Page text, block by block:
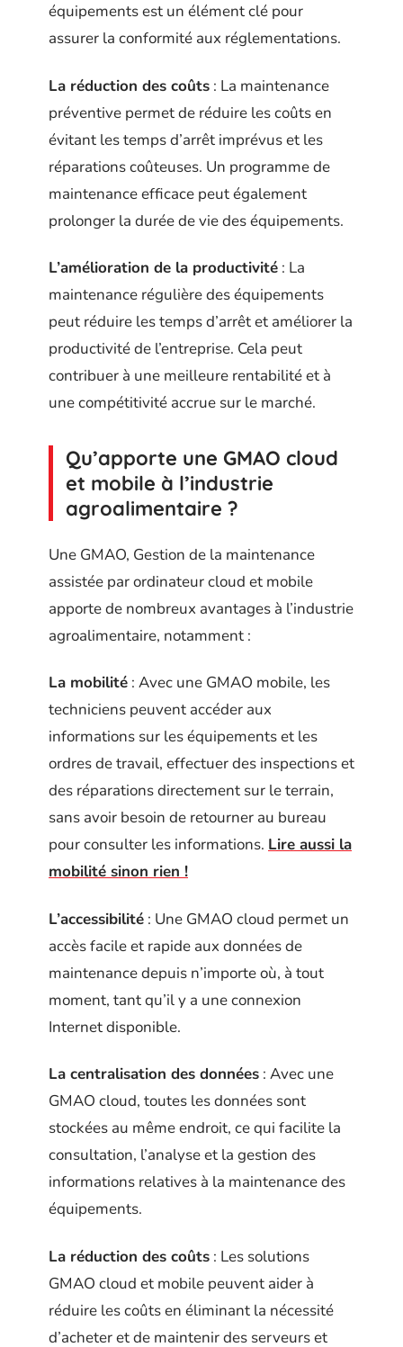
équipements est un élément clé pour
assurer la conformité aux réglementations.
La réduction des coûts : La maintenance
préventive permet de réduire les coûts en
évitant les temps d’arrêt imprévus et les
réparations coûteuses. Un programme de
maintenance efficace peut également
prolonger la durée de vie des équipements.
L’amélioration de la productivité : La
maintenance régulière des équipements
peut réduire les temps d’arrêt et améliorer la
productivité de l’entreprise. Cela peut
contribuer à une meilleure rentabilité et à
une compétitivité accrue sur le marché.
Qu’apporte une GMAO cloud
et mobile à l’industrie
agroalimentaire ?
Une GMAO, Gestion de la maintenance
assistée par ordinateur cloud et mobile
apporte de nombreux avantages à l’industrie
agroalimentaire, notamment :
La mobilité : Avec une GMAO mobile, les
techniciens peuvent accéder aux
informations sur les équipements et les
ordres de travail, effectuer des inspections et
des réparations directement sur le terrain,
sans avoir besoin de retourner au bureau
pour consulter les informations. Lire aussi la
mobilité sinon rien !
L’accessibilité : Une GMAO cloud permet un
accès facile et rapide aux données de
maintenance depuis n’importe où, à tout
moment, tant qu’il y a une connexion
Internet disponible.
La centralisation des données : Avec une
GMAO cloud, toutes les données sont
stockées au même endroit, ce qui facilite la
consultation, l’analyse et la gestion des
informations relatives à la maintenance des
équipements.
La réduction des coûts : Les solutions
GMAO cloud et mobile peuvent aider à
réduire les coûts en éliminant la nécessité
d’acheter et de maintenir des serveurs et